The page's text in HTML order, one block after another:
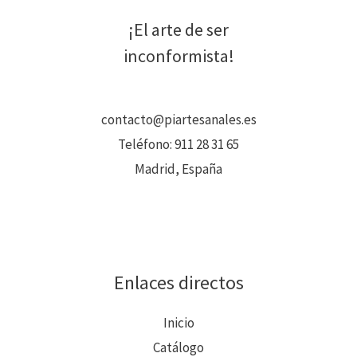
¡El arte de ser
inconformista!
contacto@piartesanales.es
Teléfono:911 28 31 65
Madrid, España
Enlaces directos
Inicio
Catálogo